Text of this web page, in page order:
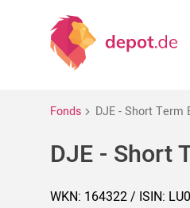
Fonds DJE - Short Term
DJE - Short
WKN: 164322 / ISIN: